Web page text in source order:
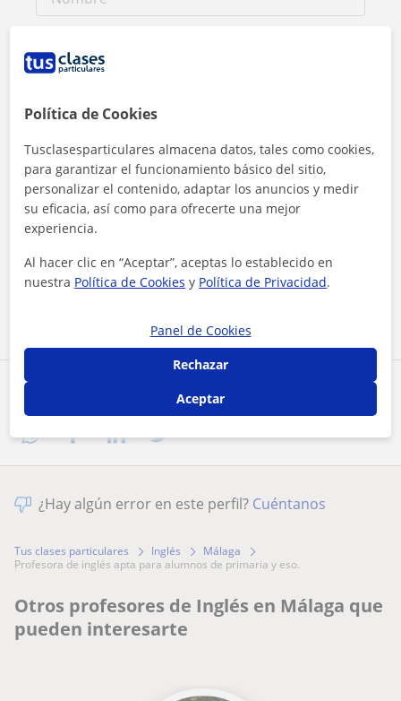
Comparte a este profesor
¿Hay algún error en este perfil? Cuéntanos
Tus clases particulares Inglés
Málaga
profesora de inglés apta para alumnos de primaria y eso.
Otros profesores de Inglés en Málaga que
pueden interesarte
Política de Cookies
Tusclasesparticulares almacena datos, tales como cookies,
para garantizar el funcionamiento básico del sitio,
personalizar el contenido, adaptar los anuncios y medir
su eficacia, así como para ofrecerte una mejor
experiencia.
Al hacer clic en “Aceptar”, aceptas lo establecido en
nuestra Política de Cookies y Política de Privacidad.
Panel de Cookies
Rechazar
Aceptar